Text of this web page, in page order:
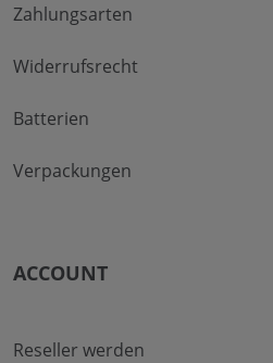
Zahlungsarten
Widerrufsrecht
Batterien
Verpackungen
ACCOUNT
Reseller werden